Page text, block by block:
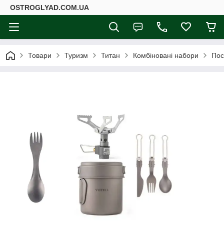
ОSTROGLYAD.СOM.UA
Товари Туризм Титан Комбіновані набори